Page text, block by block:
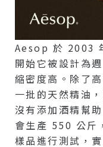
Aesop 於 2003
開始它被設計為
縮密度高。除了
一批的天然精油
沒有添加酒精幫
會生產 550 公斤
樣品進行測試，